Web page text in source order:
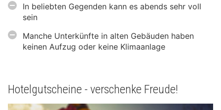
In beliebten Gegenden kann es abends sehr voll
sein
Manche Unterkünfte in alten Gebäuden haben
keinen Aufzug oder keine Klimaanlage
Hotelgutscheine - verschenke Freude!